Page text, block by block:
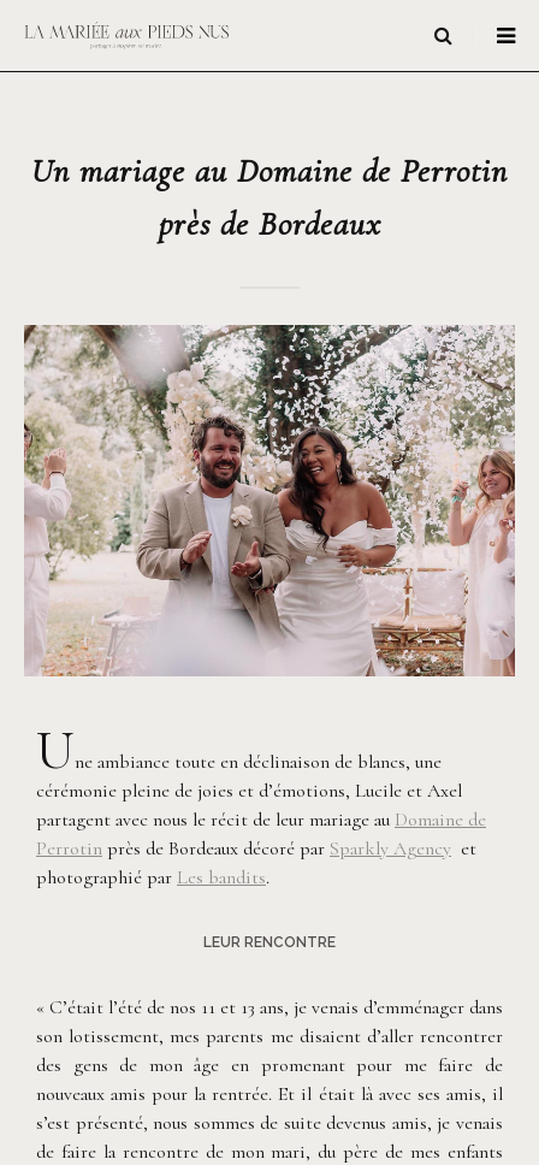
Un mariage au Domaine de Perrotin
près de Bordeaux
Une ambiance toute en déclinaison de blancs, une
cérémonie pleine de joies et d’émotions, Lucile et Axel
partagent avec nous le récit de leur mariage au Domaine de
Perrotin près de Bordeaux décoré par Sparkly Agency et
photographié par Les bandits.
LEUR RENCONTRE
« C’était l’été de nos 11 et 13 ans, je venais d’emménager dans
son lotissement, mes parents me disaient d’aller rencontrer
des gens de mon âge en promenant pour me faire de
nouveaux amis pour la rentrée. Et il était là avec ses amis, il
s’est présenté, nous sommes de suite devenus amis, je venais
de faire la rencontre de mon mari, du père de mes enfants